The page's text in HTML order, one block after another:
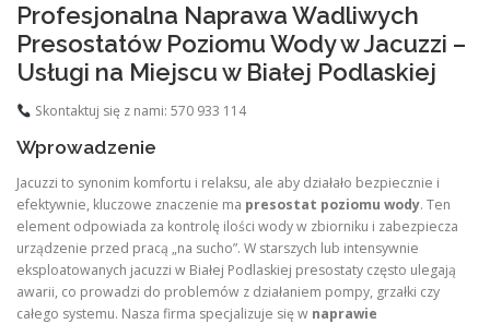
Profesjonalna Naprawa Wadliwych
Presostatów Poziomu Wody w Jacuzzi –
Usługi na Miejscu w Białej Podlaskiej
Skontaktuj się z nami: 570 933 114
Wprowadzenie
Jacuzzi to synonim komfortu i relaksu, ale aby działało bezpiecznie i
efektywnie, kluczowe znaczenie ma presostat poziomu wody. Ten
element odpowiada za kontrolę ilości wody w zbiorniku i zabezpiecza
urządzenie przed pracą „na sucho”. W starszych lub intensywnie
eksploatowanych jacuzzi w Białej Podlaskiej presostaty często ulegają
awarii, co prowadzi do problemów z działaniem pompy, grzałki czy
całego systemu. Nasza firma specjalizuje się w naprawie